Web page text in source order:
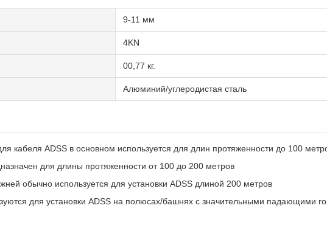
9-11 мм
4KN
00,77 кг.
Алюминий/углеродистая сталь
кабеля ADSS в основном используется для длин протяженности до 100
для длины протяженности от 100 до 200 метров
обычно используется для установки ADSS длиной 200 метров
для установки ADSS на полюсах/башнях с значительными падающими